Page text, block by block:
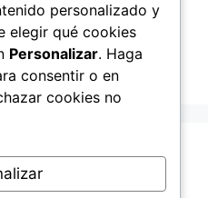
personalizado y
elegir qué cookies
Personalizar. Haga
consentir o en
cookies no